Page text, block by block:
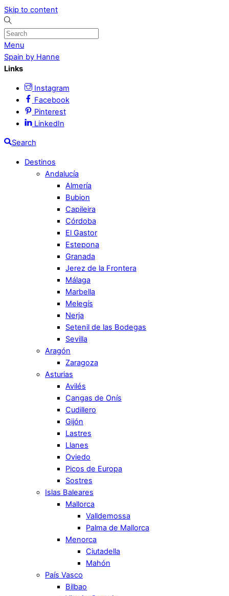
Skip to content
Menu
Spain by Hanne
Links
Instagram
Facebook
Pinterest
LinkedIn
Search
Destinos
Andalucía
Almería
Bubion
Capileira
Córdoba
El Gastor
Estepona
Granada
Jerez de la Frontera
Málaga
Marbella
Melegís
Nerja
Setenil de las Bodegas
Sevilla
Aragón
Zaragoza
Asturias
Avilés
Cangas de Onís
Cudillero
Gijón
Lastres
Llanes
Oviedo
Picos de Europa
Sostres
Islas Baleares
Mallorca
Valldemossa
Palma de Mallorca
Menorca
Ciutadella
Mahón
País Vasco
Bilbao